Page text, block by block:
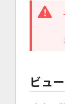
ビュ